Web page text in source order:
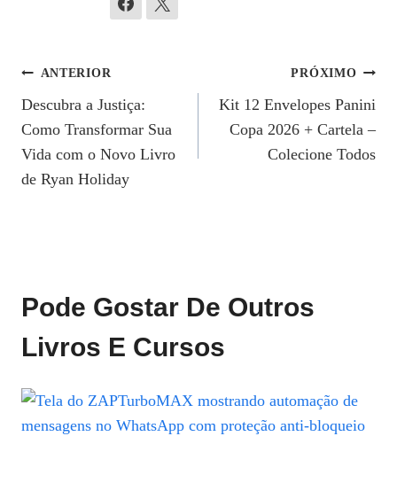
Navegação
De
Post
ANTERIOR
Descubra a Justiça:
Como Transformar Sua
Vida com o Novo Livro
de Ryan Holiday
PRÓXIMO
Kit 12 Envelopes Panini
Copa 2026 + Cartela –
Colecione Todos
Pode Gostar De Outros
Livros E Cursos